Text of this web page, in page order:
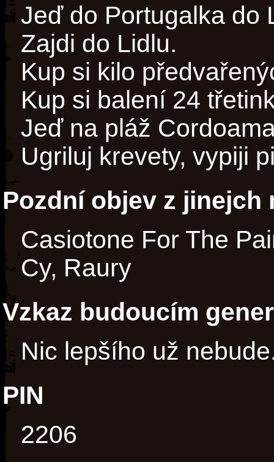
Jeď do Portugalka do
Zajdi do Lidlu.
Kup si kilo
Kup si balení 24
Jeď na pláž
Ugriluj krevety, vypiji
Pozdní objev z jinejch
Casiotone For The
Cy, Raury
Vzkaz budoucím
Nic lepšího už
PIN
2206